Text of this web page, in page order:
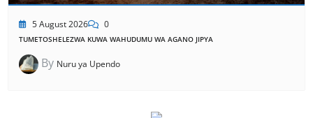
5 August 2026 0
TUMETOSHELEZWA KUWA WAHUDUMU WA AGANO JIPYA
By Nuru ya Upendo